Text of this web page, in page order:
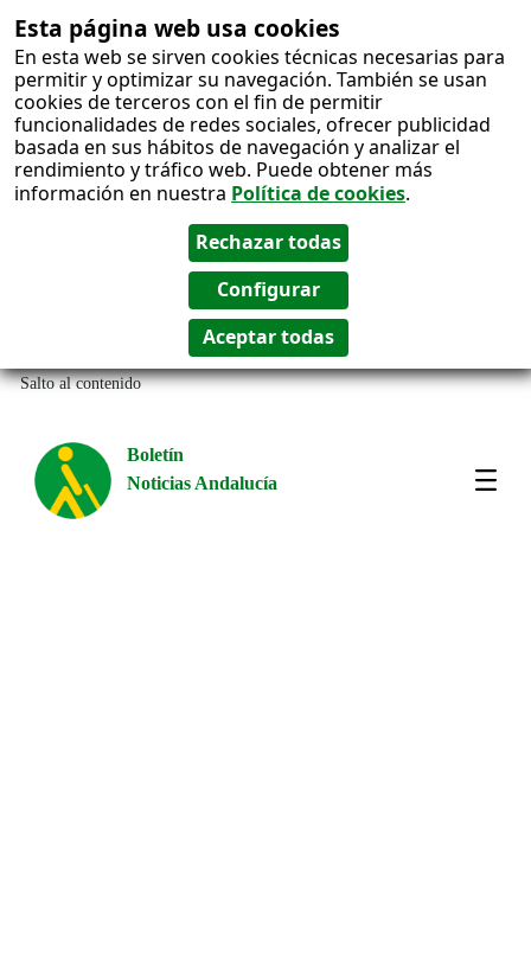
Esta página web usa cookies
En esta web se sirven cookies técnicas necesarias para
permitir y optimizar su navegación. También se usan
cookies de terceros con el fin de permitir
funcionalidades de redes sociales, ofrecer publicidad
basada en sus hábitos de navegación y analizar el
rendimiento y tráfico web. Puede obtener más
información en nuestra Política de cookies.
Salto al contenido
Boletín
Noticias Andalucía